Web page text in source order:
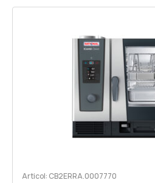
Articol: CB2ERRA.0007770